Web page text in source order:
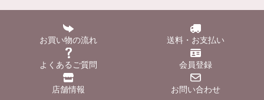
お買い物の流れ 送料・お支払い
よくあるご質問 会員登録
店舗情報 お問い合わせ